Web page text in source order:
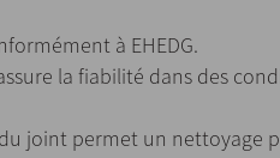
à EHEDG.
la fiabilité dans des
joint permet un nettoyage